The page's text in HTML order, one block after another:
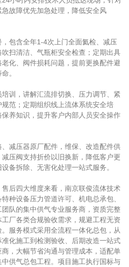
故障优先加急处理，降低安全风
包含全年1-4次上门全面氦检、减压
扫清洁、气瓶柜安全检查；定期出具
化、阀件损耗问题，提前更换配件避
命。
训，讲解汇流排切换、压力调节、紧
范；定期组织线上流体系统安全培
养知识，提升客户内部人员安全操作
减压器原厂配件，维保、改造配件供
压阀支持折价以旧换新，降低客户更
备拆除、无害化处理一站式服务。
后四大维度来看，南京联俊流体技术
种设备压力管道许可、机电总承包、
队的集中供气专业服务商，资质完整
厂各类合规验收需求，规避工程无资
服务模式采用全流程一体化总包，从
化施工到检测验收、后期改造一站式
，大幅节省沟通与管理成本，适配单
供气总包工程。项目施工执行国标与